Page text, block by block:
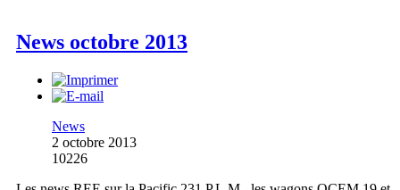
News octobre 2013
News
2 octobre 2013
10226